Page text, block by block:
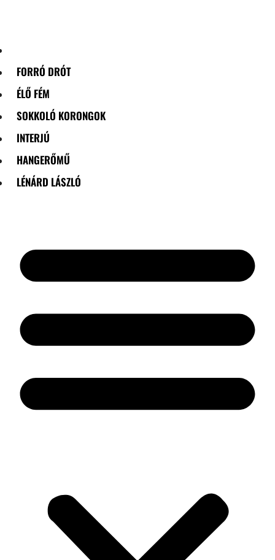
FORRÓ DRÓT
ÉLŐ FÉM
SOKKOLÓ KORONGOK
INTERJÚ
HANGERŐMŰ
LÉNÁRD LÁSZLÓ